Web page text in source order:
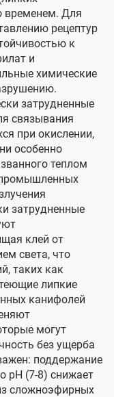
временем. Для
рецептур
к
и
химические
затрудненные
связывания
при окислении,
особенно
теплом
затрудненные
клей от
света, что
таких как
липкие
канифолей
могут
без ущерба
поддержание
pH (7-8) снижает
сложноэфирных